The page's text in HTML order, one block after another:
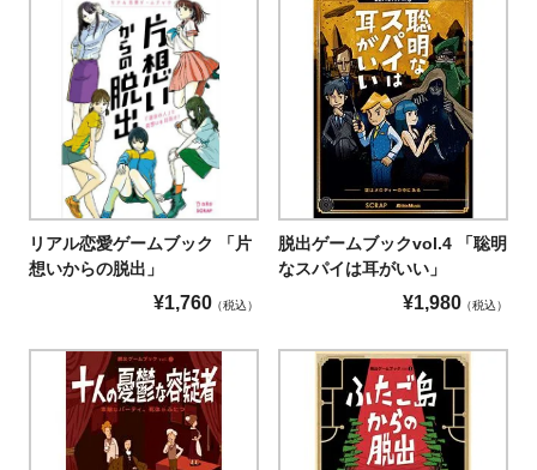
リアル恋愛ゲームブック 「片
想いからの脱出」
¥1,760 税込
脱出ゲームブックvol.4 「聡明
なスパイは耳がいい」
¥1,980 税込